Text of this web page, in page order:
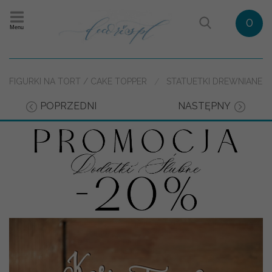
Menu 0
FIGURKI NA TORT / CAKE TOPPER STATUETKI DREWNIANE
POPRZEDNI NASTĘPNY